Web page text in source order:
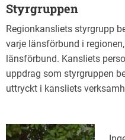
Styrgruppen
Regionkansliets styrgrupp
varje länsförbund i
länsförbund. Kansliets
uppdrag som styrgruppen
uttryckt i kansliets